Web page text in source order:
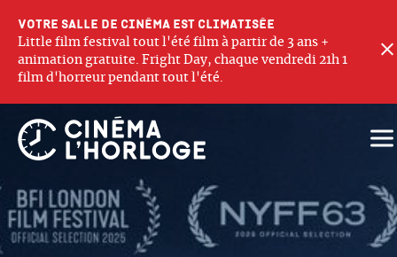
Votre salle de cinéma est climatisée
Little film festival tout l'été film à partir de 3 ans +
animation gratuite. Fright Day, chaque vendredi 21h 1
film d'horreur pendant tout l'été.